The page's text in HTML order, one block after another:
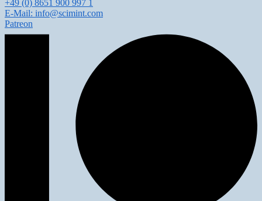
+49 (0) 8651 900 997 1
E-Mail: info@scimint.com
Patreon